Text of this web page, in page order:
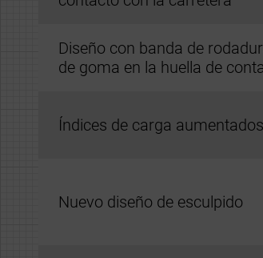
Diseño con banda de
de goma en la huella de
Índices de carga aumentados
Nuevo diseño de esculpido